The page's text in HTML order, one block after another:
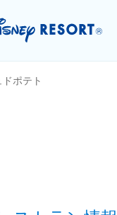
ポテト